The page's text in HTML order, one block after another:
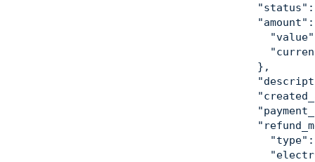
"status" :
"amount" :
"value"
} ,
"type" :